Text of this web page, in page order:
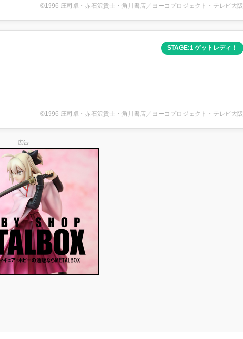
©1996 庄司卓・赤石沢貴士・角川書店／ヨーコプロジェクト・テレビ大阪
STAGE:1 ゲットレディ！
©1996 庄司卓・赤石沢貴士・角川書店／ヨーコプロジェクト・テレビ大阪
広告